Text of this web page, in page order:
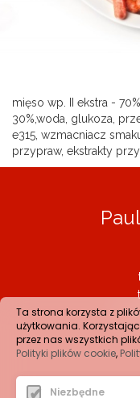
mięso wp. II ekstra -
30%,woda, glukoza,
e315, wzmacniacz
przypraw, ekstrakty
Ta strona korzysta z
użytkowania.
przez nas wszystkich
Polityki plików cookie,
Niezbędne